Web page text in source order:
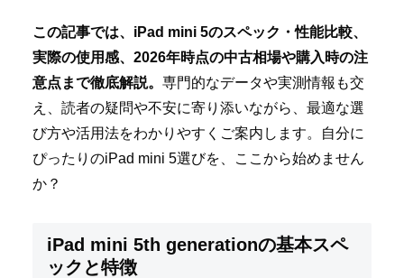
この記事では、iPad mini 5のスペック・性能比較、
実際の使用感、2026年時点の中古相場や購入時の注
意点まで徹底解説。 専門的なデータや実測情報も交
え、読者の疑問や不安に寄り添いながら、最適な選
び方や活用法をわかりやすくご案内します。自分に
ぴったりのiPad mini 5選びを、ここから始めません
か？
iPad mini 5th generationの基本スペ
ックと特徴